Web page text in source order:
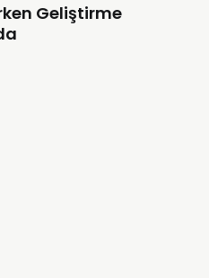
Geliştirme